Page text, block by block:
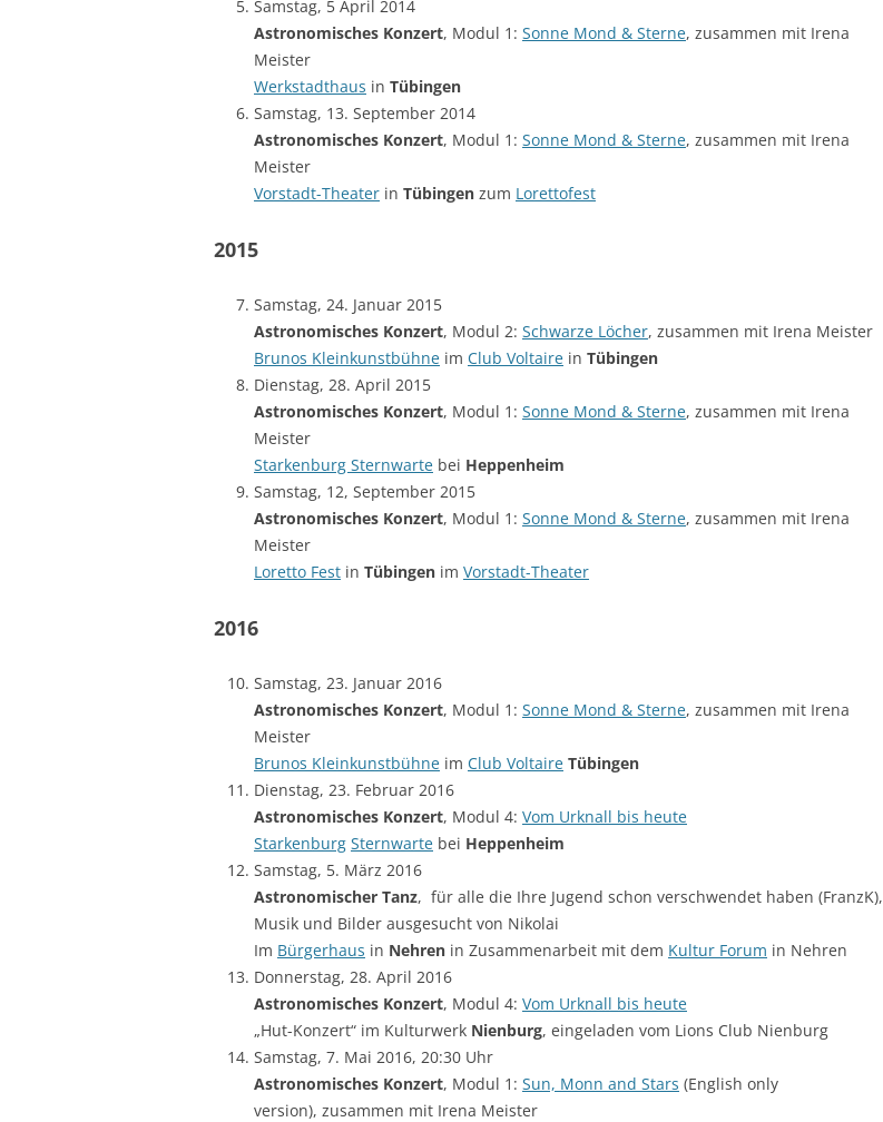
Samstag, 5 April 2014
Astronomisches Konzert, Modul 1: Sonne Mond & Sterne, zusammen mit Irena
Meister
Werkstadthaus in Tübingen
Samstag, 13. September 2014
Astronomisches Konzert, Modul 1: Sonne Mond & Sterne, zusammen mit Irena
Meister
Vorstadt-Theater in Tübingen zum Lorettofest
2015
Samstag, 24. Januar 2015
Astronomisches Konzert, Modul 2: Schwarze Löcher, zusammen mit Irena Meister
Brunos Kleinkunstbühne im Club Voltaire in Tübingen
Dienstag, 28. April 2015
Astronomisches Konzert, Modul 1: Sonne Mond & Sterne, zusammen mit Irena
Meister
Starkenburg Sternwarte bei Heppenheim
Samstag, 12, September 2015
Astronomisches Konzert, Modul 1: Sonne Mond & Sterne, zusammen mit Irena
Meister
Loretto Fest in Tübingen im Vorstadt-Theater
2016
Samstag, 23. Januar 2016
Astronomisches Konzert, Modul 1: Sonne Mond & Sterne, zusammen mit Irena
Meister
Brunos Kleinkunstbühne im Club Voltaire Tübingen
Dienstag, 23. Februar 2016
Astronomisches Konzert, Modul 4: Vom Urknall bis heute
Starkenburg Sternwarte bei Heppenheim
Samstag, 5. März 2016
Astronomischer Tanz, für alle die Ihre Jugend schon verschwendet haben (FranzK),
Musik und Bilder ausgesucht von Nikolai
Im Bürgerhaus in Nehren in Zusammenarbeit mit dem Kultur Forum in Nehren
Donnerstag, 28. April 2016
Astronomisches Konzert, Modul 4: Vom Urknall bis heute
„Hut-Konzert“ im Kulturwerk Nienburg, eingeladen vom Lions Club Nienburg
Samstag, 7. Mai 2016, 20:30 Uhr
Astronomisches Konzert, Modul 1: Sun, Monn and Stars (English only
version), zusammen mit Irena Meister